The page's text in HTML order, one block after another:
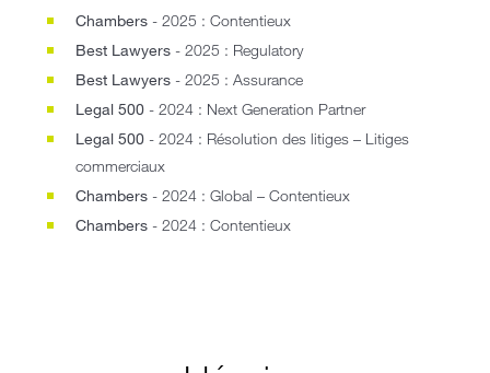
Chambers - 2025 : Contentieux
Best Lawyers - 2025 : Regulatory
Best Lawyers - 2025 : Assurance
Legal 500 - 2024 : Next Generation Partner
Legal 500 - 2024 : Résolution des litiges – Litiges
commerciaux
Chambers - 2024 : Global – Contentieux
Chambers - 2024 : Contentieux